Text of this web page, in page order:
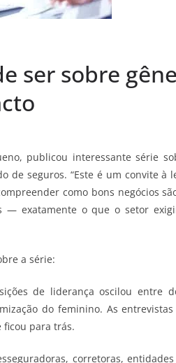
ser sobre
publicou interessante série
de seguros. “Este é um convite à
como bons negócios
— exatamente o que o setor
a série:
de liderança oscilou entre
do feminino. As
ficou para trás.
corretoras,